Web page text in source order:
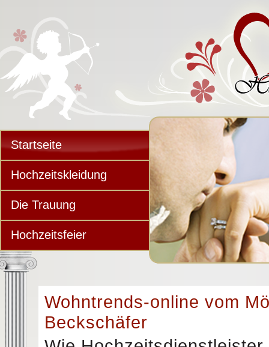
Startseite
Hochzeitskleidung
Die Trauung
Hochzeitsfeier
Wohntrends-online vom
Beckschäfer